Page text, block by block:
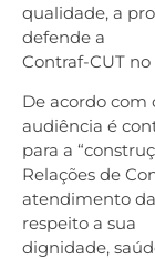
qualidade, a
defende a
Contraf-CUT
De acordo com
audiência é
para a
Relações de
atendimento
respeito a sua
dignidade,